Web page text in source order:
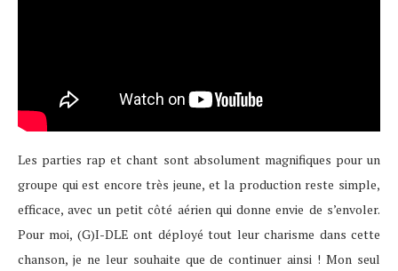
Les parties rap et chant sont absolument magnifiques pour un
groupe qui est encore très jeune, et la production reste simple,
efficace, avec un petit côté aérien qui donne envie de s’envoler.
Pour moi, (G)I-DLE ont déployé tout leur charisme dans cette
chanson, je ne leur souhaite que de continuer ainsi ! Mon seul